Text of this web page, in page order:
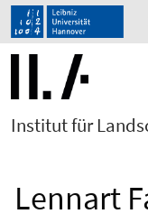
Institut für
Lennart